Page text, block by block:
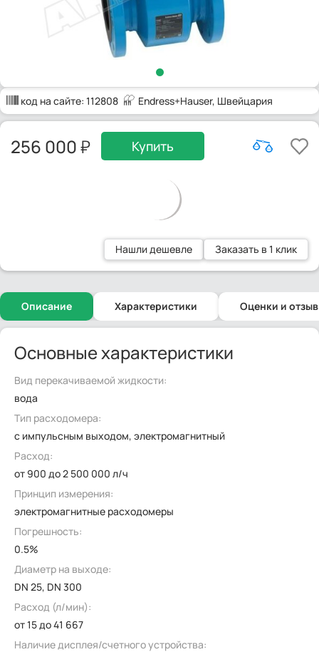
код на сайте: 112808 Endress+Hauser, Швейцария
256 000 Купить
Нашли дешевле Заказать в 1 клик
Описание Характеристики Оценки и
Основные характеристики
Вид перекачиваемой жидкости:
вода
Тип расходомера:
с импульсным выходом, электромагнитный
Расход:
от 900 до 2 500 000 л/ч
Принцип измерения:
электромагнитные расходомеры
Погрешность:
0.5%
Диаметр на выходе:
DN 25, DN 300
Расход (л/мин):
от 15 до 41 667
Наличие дисплея/счетного устройства: